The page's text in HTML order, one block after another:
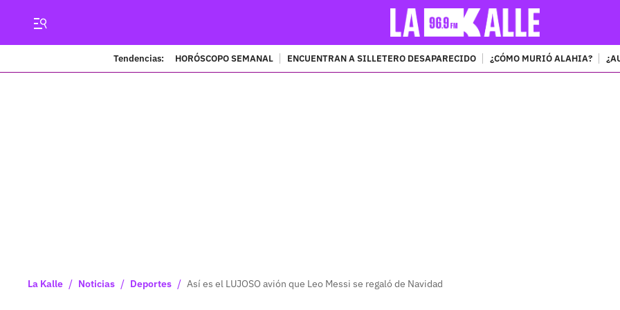
Tendencias: HORÓSCOPO SEMANAL ENCUENTRAN A SILLETERO DESAPARECIDO ¿CÓMO MURIÓ ALAHIA?
La Kalle / Noticias / Deportes / Así es el LUJOSO avión que Leo Messi se regaló de Navidad